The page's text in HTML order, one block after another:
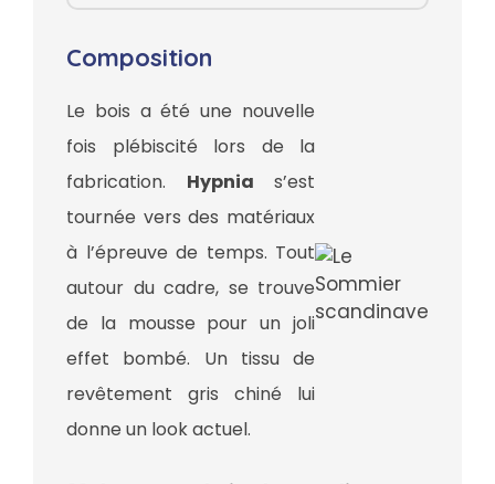
Composition
Le bois a été une nouvelle
fois plébiscité lors de la
fabrication. Hypnia s’est
tournée vers des matériaux
à l’épreuve de temps. Tout
autour du cadre, se trouve
de la mousse pour un joli
effet bombé. Un tissu de
revêtement gris chiné lui
donne un look actuel.